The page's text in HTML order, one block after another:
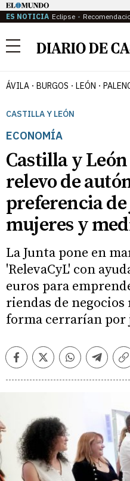
ES NOTICIA Eclipse
Menú
ÁVILA BURGOS LEÓN
CASTILLA Y LEÓN
ECONOMÍA
Castilla y
relevo de
preferencia de
mujeres y
La Junta pone en
'RelevaCyL' con
euros para
riendas de
forma cerrarían por
FacebookTwitterWhatsapp